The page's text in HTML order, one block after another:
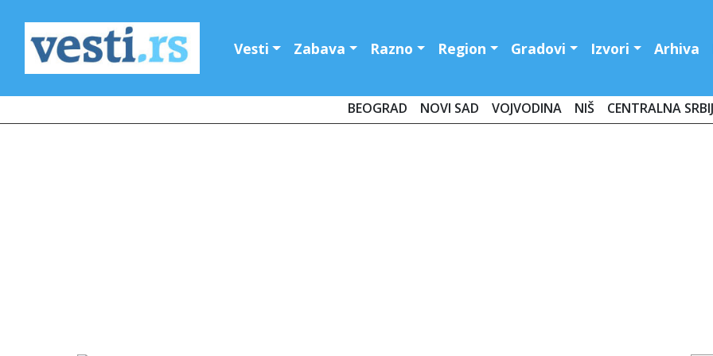
Vesti Zabava Razno Region Gradovi Izvori Arhiva
BEOGRAD NOVI SAD VOJVODINA NIŠ CENTRALNA